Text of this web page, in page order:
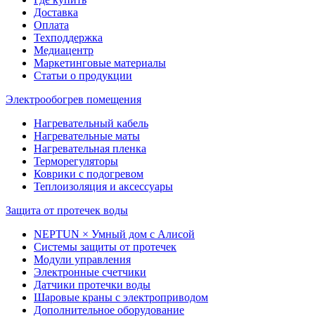
Доставка
Оплата
Техподдержка
Медиацентр
Маркетинговые материалы
Статьи о продукции
Электрообогрев помещения
Нагревательный кабель
Нагревательные маты
Нагревательная пленка
Терморегуляторы
Коврики с подогревом
Теплоизоляция и аксессуары
Защита от протечек воды
NEPTUN × Умный дом с Алисой
Системы защиты от протечек
Модули управления
Электронные счетчики
Датчики протечки воды
Шаровые краны с электроприводом
Дополнительное оборудование